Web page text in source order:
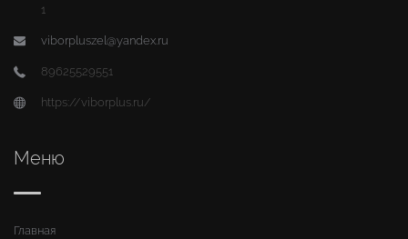
1
viborpluszel@yandex.ru
89625529551
https://viborplus.ru/
Меню
Главная